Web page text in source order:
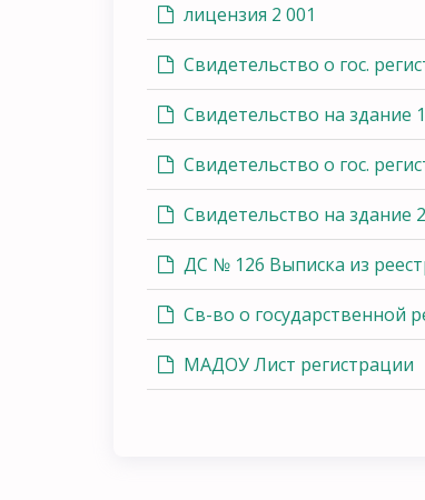
лицензия 2 001
Свидетельство о гос.
Свидетельство на здание 1
Свидетельство о гос.
Свидетельство на здание 2
ДС № 126 Выписка из
Св-во о государственной
МАДОУ Лист регистрации